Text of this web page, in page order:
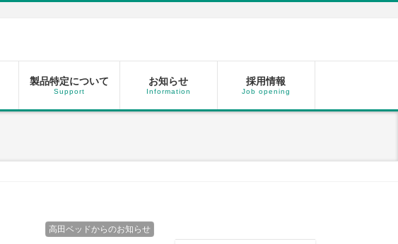
製品特定について
Support
お知らせ
Information
採用情報
Job opening
高田ベッドからのお知らせ